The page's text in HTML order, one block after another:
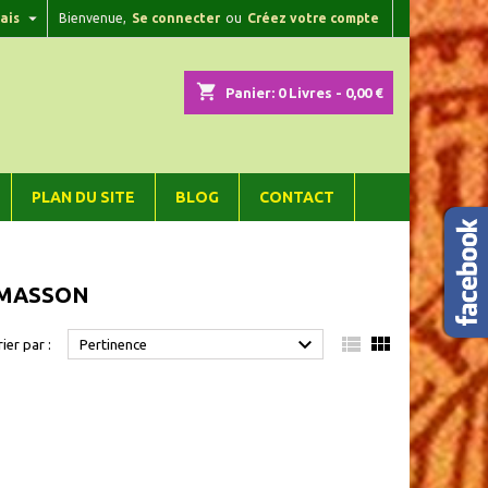
Bienvenue, Se connecter ou Créez votre compte

shopping_cart Panier: 0Livres - 0,00 €
PLAN DU SITE BLOG CONTACT
par : Pertinence   